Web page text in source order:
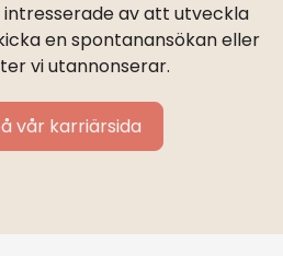
intresserade av att utveckla
en spontanansökan eller
vi utannonserar.
vår karriärsida